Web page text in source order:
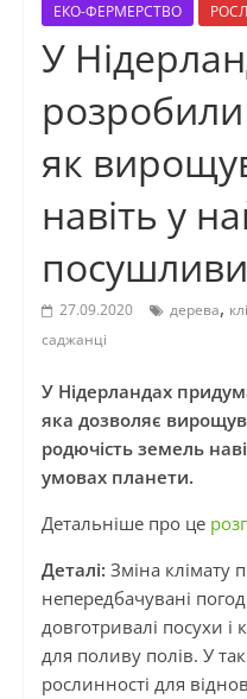
ЕКО-ФЕРМЕРСТВО
У
як
навіть у
27.09.2020 дерева,
саджанці
У Нідерландах
яка дозволяє
родючість земель
умовах планети.
Детальніше про це
Деталі: Зміна клімату
непередбачувані
довготривалі посухи і
для поливу полів. У
рослинності для